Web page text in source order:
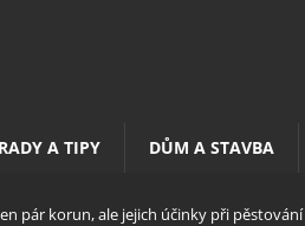
RADY A TIPY DŮM A STAVBA
pár korun, ale jejich účinky při pěstování